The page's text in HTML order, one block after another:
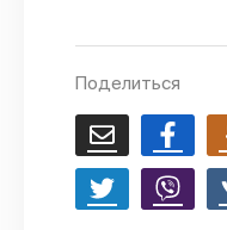
Поделиться